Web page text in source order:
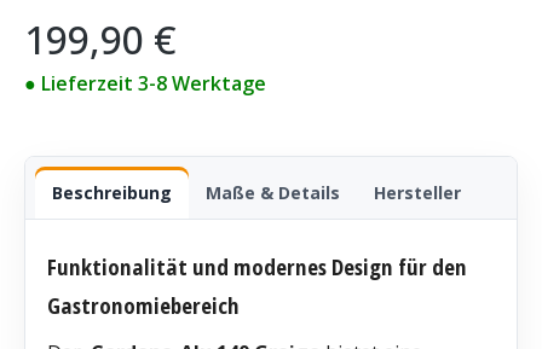
Regulärer Preis:
199,90 €
● Lieferzeit 3-8 Werktage
Beschreibung Maße & Details Hersteller
Funktionalität und modernes Design für den
Gastronomiebereich